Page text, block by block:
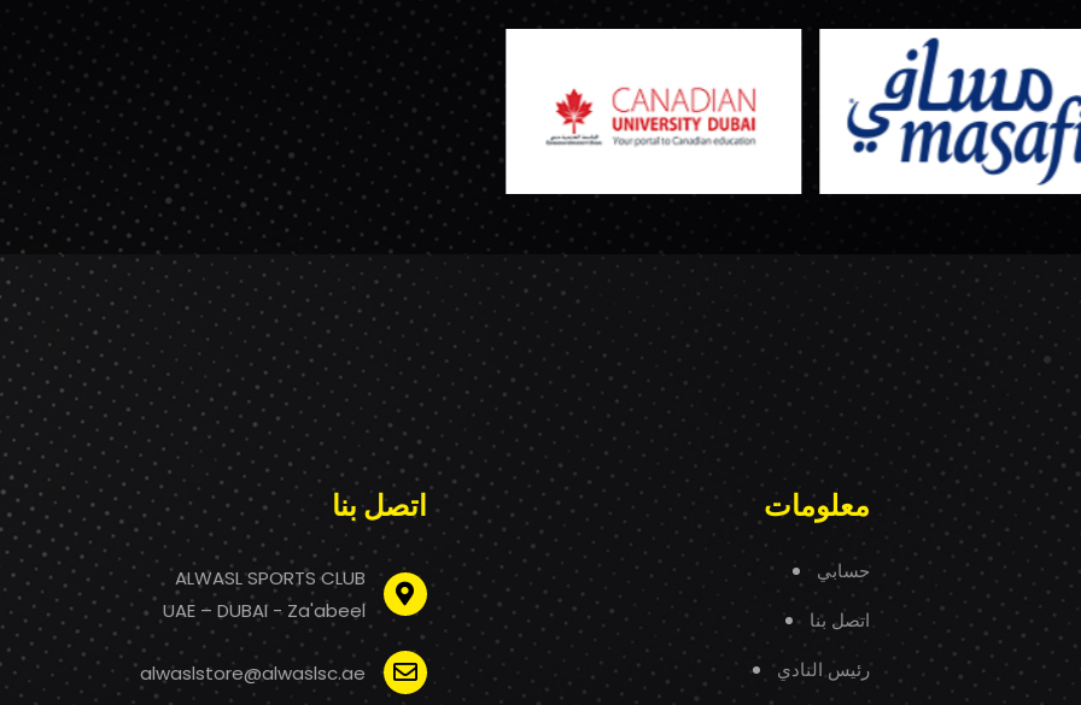
معلومات
حسابي
اتصل بنا
رئيس النادي
اتصل بنا
ALWASL SPORTS CLUB
UAE – DUBAI - Za'abeel
alwaslstore@alwaslsc.ae